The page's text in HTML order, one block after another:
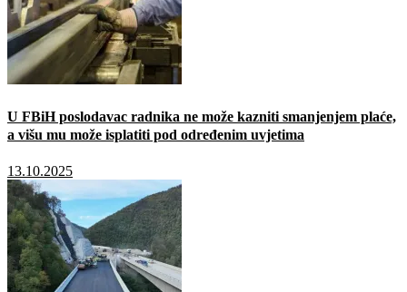
U FBiH poslodavac radnika ne može kazniti smanjenjem plaće,
a višu mu može isplatiti pod određenim uvjetima
13.10.2025